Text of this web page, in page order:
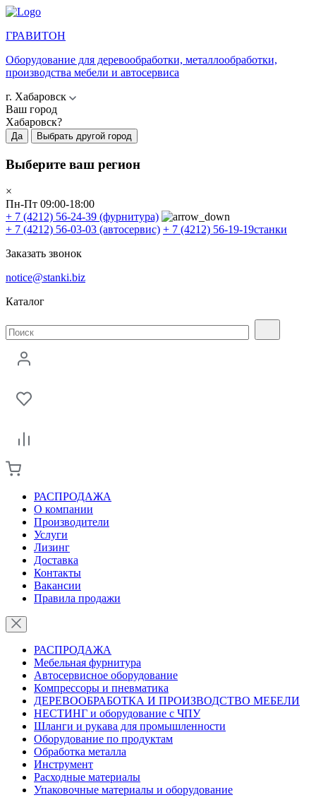
ГРАВИТОН
Оборудование для деревообработки, металлообработки,
производства мебели и автосервиса
г. Хабаровск
Ваш город
Хабаровск?
Да Выбрать другой город
Выберите ваш регион
×
Пн-Пт 09:00-18:00
+ 7 (4212) 56-24-39 (фурнитура)
+ 7 (4212) 56-03-03 (автосервис) + 7 (4212) 56-19-19станки
Заказать звонок
notice@stanki.biz
Каталог
РАСПРОДАЖА
О компании
Производители
Услуги
Лизинг
Доставка
Контакты
Вакансии
Правила продажи
РАСПРОДАЖА
Мебельная фурнитура
Автосервисное оборудование
Компрессоры и пневматика
ДЕРЕВООБРАБОТКА И ПРОИЗВОДСТВО МЕБЕЛИ
НЕСТИНГ и оборудование с ЧПУ
Шланги и рукава для промышленности
Оборудование по продуктам
Обработка металла
Инструмент
Расходные материалы
Упаковочные материалы и оборудование